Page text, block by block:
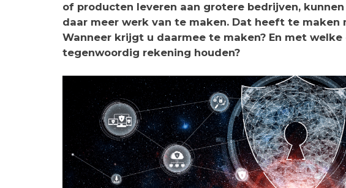
of producten leveren aan grotere bedrijven,
daar meer werk van te maken. Dat heeft te maken
Wanneer krijgt u daarmee te maken? En met welke
tegenwoordig rekening houden?